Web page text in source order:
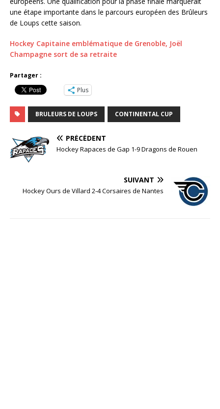
une étape importante dans le parcours européen des Brûleurs
de Loups cette saison.
Hockey Capitaine emblématique de Grenoble, Joël
Champagne sort de sa retraite
Partager :
Plus
BRULEURS DE LOUPS CONTINENTAL CUP
PRÉCÉDENT
Hockey Rapaces de Gap 1-9 Dragons de Rouen
SUIVANT
Hockey Ours de Villard 2-4 Corsaires de Nantes